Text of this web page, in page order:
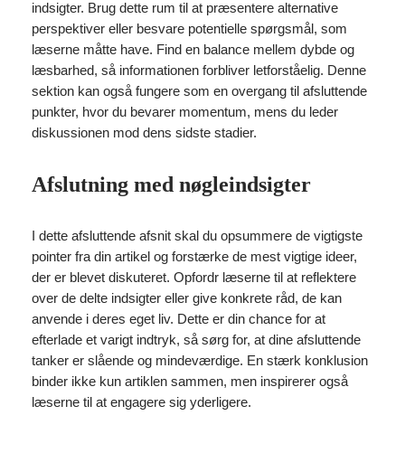
indsigter. Brug dette rum til at præsentere alternative
perspektiver eller besvare potentielle spørgsmål, som
læserne måtte have. Find en balance mellem dybde og
læsbarhed, så informationen forbliver letforståelig. Denne
sektion kan også fungere som en overgang til afsluttende
punkter, hvor du bevarer momentum, mens du leder
diskussionen mod dens sidste stadier.
Afslutning med nøgleindsigter
I dette afsluttende afsnit skal du opsummere de vigtigste
pointer fra din artikel og forstærke de mest vigtige ideer,
der er blevet diskuteret. Opfordr læserne til at reflektere
over de delte indsigter eller give konkrete råd, de kan
anvende i deres eget liv. Dette er din chance for at
efterlade et varigt indtryk, så sørg for, at dine afsluttende
tanker er slående og mindeværdige. En stærk konklusion
binder ikke kun artiklen sammen, men inspirerer også
læserne til at engagere sig yderligere.